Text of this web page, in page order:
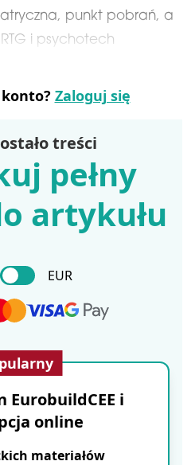
punkt pobrań, a
i psychotech
Zaloguj się
treści
pełny
artykułu
EUR
EurobuildCEE i
online
materiałów